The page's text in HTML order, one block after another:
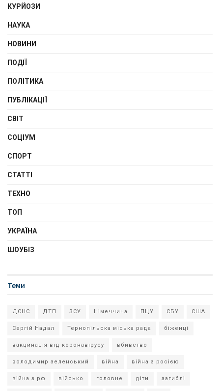
КУРЙОЗИ
НАУКА
НОВИНИ
ПОДІЇ
ПОЛІТИКА
ПУБЛІКАЦІЇ
СВІТ
СОЦІУМ
СПОРТ
СТАТТІ
ТЕХНО
ТОП
УКРАЇНА
ШОУБІЗ
Теми
ДСНС ДТП ЗСУ Німеччина ПЦУ СБУ США
Сергій Надал Тернопільска міська рада біженці
вакцинація від коронавірусу вбивство
володимир зеленський війна війна з росією
війна з рф військо головне діти загиблі